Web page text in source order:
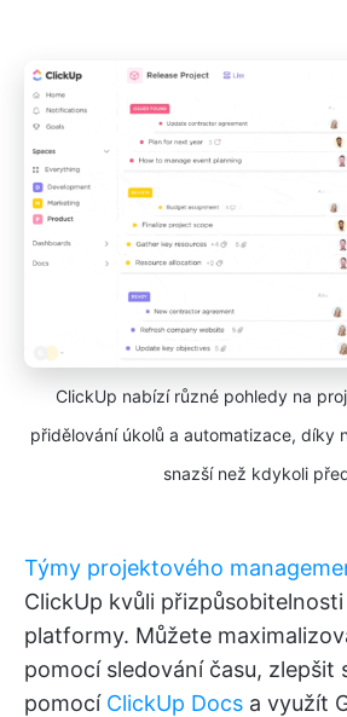
ClickUp nabízí různé pohledy na
přidělování úkolů a automatizace, díky
snazší než kdykoli
Týmy projektového
ClickUp kvůli
platformy. Můžete
pomocí sledování času, zlepšit
pomocí ClickUp Docs a využít